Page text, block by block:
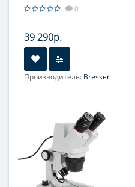
0
39 290р.
Производитель: Bresser
Окуляр (ы):
WF10х